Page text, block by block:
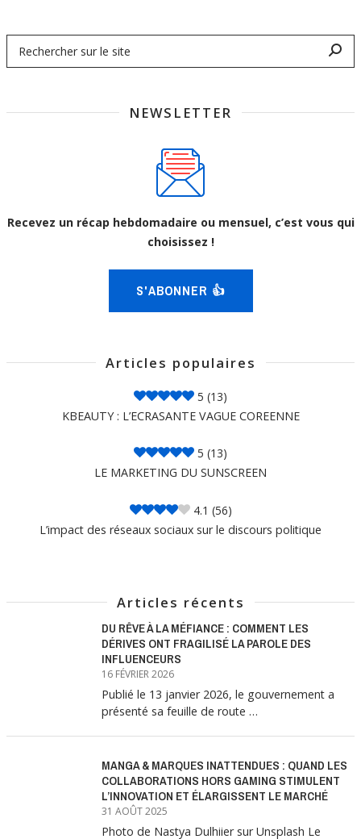
NEWSLETTER
Recevez un récap hebdomadaire ou mensuel, c’est vous qui
choisissez !
S'ABONNER 👍
Articles populaires
5 (13)
KBEAUTY : L’ECRASANTE VAGUE COREENNE
5 (13)
LE MARKETING DU SUNSCREEN
4.1 (56)
L’impact des réseaux sociaux sur le discours politique
Articles récents
DU RÊVE À LA MÉFIANCE : COMMENT LES
DÉRIVES ONT FRAGILISÉ LA PAROLE DES
INFLUENCEURS
16 FÉVRIER 2026
Publié le 13 janvier 2026, le gouvernement a
présenté sa feuille de route …
MANGA & MARQUES INATTENDUES : QUAND LES
COLLABORATIONS HORS GAMING STIMULENT
L’INNOVATION ET ÉLARGISSENT LE MARCHÉ
31 AOÛT 2025
Photo de Nastya Dulhiier sur Unsplash Le